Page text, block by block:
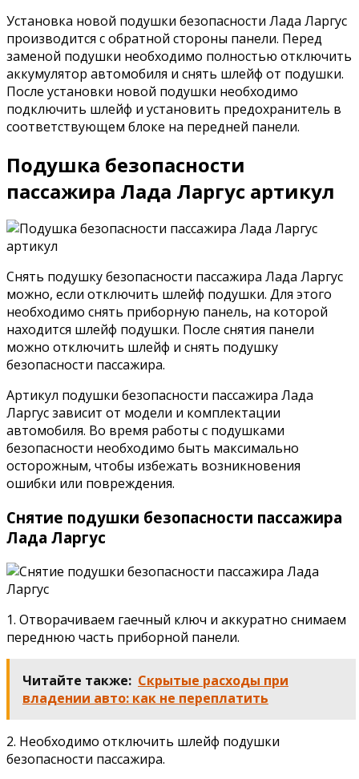
Установка новой подушки безопасности Лада Ларгус
производится с обратной стороны панели. Перед
заменой подушки необходимо полностью отключить
аккумулятор автомобиля и снять шлейф от подушки.
После установки новой подушки необходимо
подключить шлейф и установить предохранитель в
соответствующем блоке на передней панели.
Подушка безопасности
пассажира Лада Ларгус артикул
Снять подушку безопасности пассажира Лада Ларгус
можно, если отключить шлейф подушки. Для этого
необходимо снять приборную панель, на которой
находится шлейф подушки. После снятия панели
можно отключить шлейф и снять подушку
безопасности пассажира.
Артикул подушки безопасности пассажира Лада
Ларгус зависит от модели и комплектации
автомобиля. Во время работы с подушками
безопасности необходимо быть максимально
осторожным, чтобы избежать возникновения
ошибки или повреждения.
Снятие подушки безопасности пассажира
Лада Ларгус
1. Отворачиваем гаечный ключ и аккуратно снимаем
переднюю часть приборной панели.
Читайте также: Скрытые расходы при
владении авто: как не переплатить
2. Необходимо отключить шлейф подушки
безопасности пассажира.